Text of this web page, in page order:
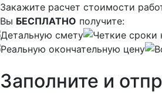
Закажите расчет стоимости
Вы БЕСПЛАТНО получите:
Детальную смету
Четкие сроки
Реальную окончательную цену
Заполните и